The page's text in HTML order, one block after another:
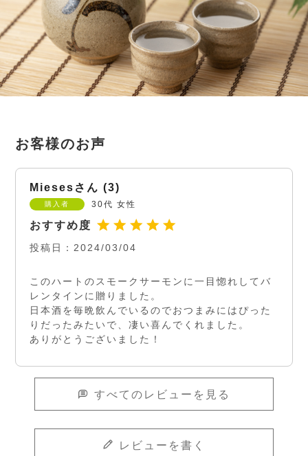
Mieses 3
購入者 30代 女性
投稿日 2024/03/04
このハートのスモークサーモンに一目惚れしてバ
レンタインに贈りました。
日本酒を毎晩飲んでいるのでおつまみにはぴった
りだったみたいで、凄い喜んでくれました。
ありがとうございました！
すべてのレビューを見る
レビューを書く